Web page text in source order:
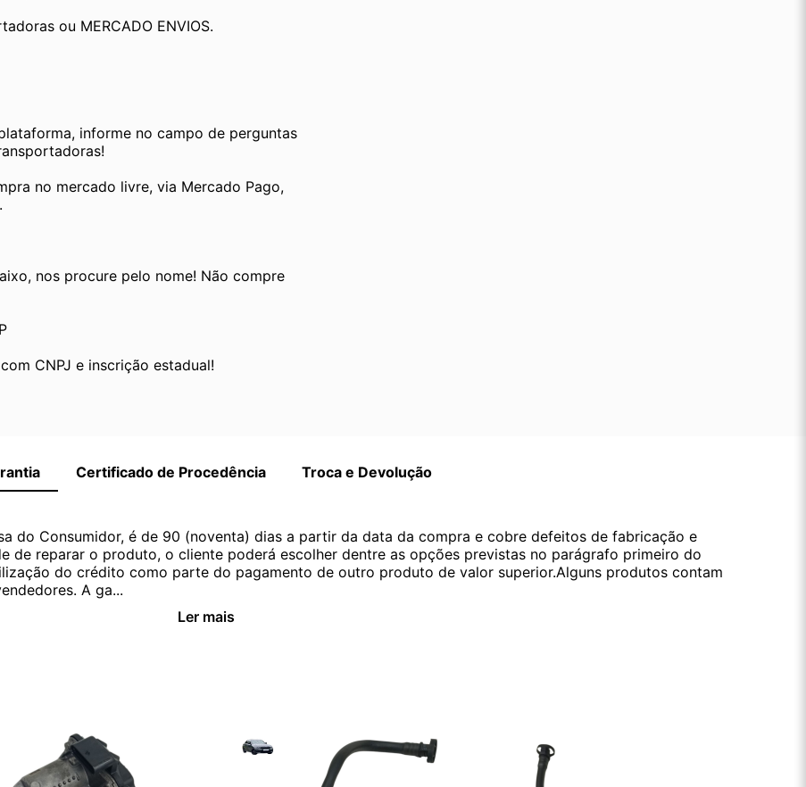
ou MERCADO ENVIOS.
informe no campo de perguntas
no mercado livre, via Mercado Pago,
nos procure pelo nome! Não compre
CNPJ e inscrição estadual!
Certificado de Procedência Troca e Devolução
do Consumidor, é de 90 (noventa) dias a partir da data da compra e cobre defeitos de fabricação e
de reparar o produto, o cliente poderá escolher dentre as opções previstas no parágrafo primeiro do
do crédito como parte do pagamento de outro produto de valor superior.Alguns produtos contam
A ga...
Ler mais